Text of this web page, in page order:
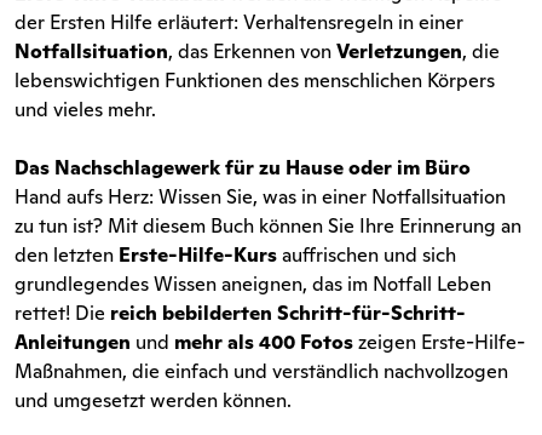
der Ersten Hilfe erläutert: Verhaltensregeln in einer
Notfallsituation, das Erkennen vonVerletzungen, die
lebenswichtigen Funktionen des menschlichen Körpers
und vieles mehr.
Das Nachschlagewerk für zu Hause oder im Büro
Hand aufs Herz: Wissen Sie, was in einer Notfallsituation
zu tun ist? Mit diesem Buch können Sie Ihre Erinnerung an
den letzten Erste-Hilfe-Kursauffrischen und sich
grundlegendes Wissen aneignen, das im Notfall Leben
rettet! Die reich bebilderten Schritt-für-Schritt-
Anleitungen und mehr als 400 Fotoszeigen Erste-Hilfe-
Maßnahmen, die einfach und verständlich nachvollzogen
und umgesetzt werden können.